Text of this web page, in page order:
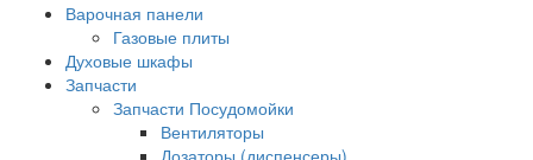
Варочная панели
Газовые плиты
Духовые шкафы
Запчасти
Запчасти Посудомойки
Вентиляторы
Дозаторы (диспенсеры)